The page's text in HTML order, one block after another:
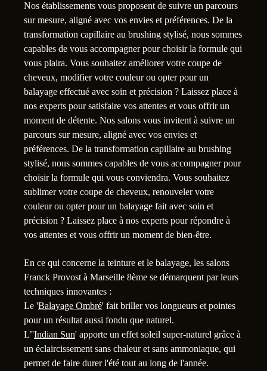
1
2
Nos établissements vous proposent de suivre un parcours
sur mesure, aligné avec vos envies et préférences. De la
transformation capillaire au brushing stylisé, nous sommes
capables de vous accompagner pour choisir la formule qui
vous plaira. Vous souhaitez améliorer votre coupe de
cheveux, modifier votre couleur ou opter pour un
balayage effectué avec soin et précision ? Laissez place à
nos experts pour satisfaire vos attentes et vous offrir un
moment de détente. Nos salons vous invitent à suivre un
parcours sur mesure, aligné avec vos envies et
préférences. De la transformation capillaire au brushing
stylisé, nous sommes capables de vous accompagner pour
choisir la formule qui vous conviendra. Vous souhaitez
sublimer votre coupe de cheveux, renouveler votre
couleur ou opter pour un balayage fait avec soin et
précision ? Laissez place à nos experts pour répondre à
vos attentes et vous offrir un moment de bien-être.
En ce qui concerne la teinture et le balayage, les salons
Franck Provost à Marseille 8ème se démarquent par leurs
techniques innovantes :
Le 'Balayage Ombré' fait briller vos longueurs et pointes
pour un résultat aussi fondu que naturel.
L’'Indian Sun' apporte un effet soleil super-naturel grâce à
un éclaircissement sans chaleur et sans ammoniaque, qui
permet de faire durer l'été tout au long de l'année.